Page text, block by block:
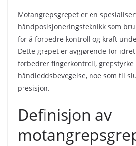
Motangrepsgrepet er en
håndposisjoneringsteknikk som
for å forbedre kontroll og kraft
Dette grepet er avgjørende for
forbedrer fingerkontroll, grepstyrke
håndleddsbevegelse, noe som til
presisjon.
Definisjon av